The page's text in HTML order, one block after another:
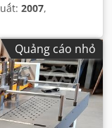
2007,
Quảng cáo nhỏ